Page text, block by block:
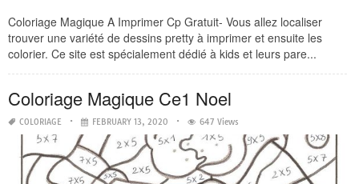
Coloriage Magique A Imprimer Cp Gratuit- Vous allez localiser
trouver une variété de dessins pretty à imprimer et ensuite les
colorier. Ce site est spécialement dédié à kids et leurs pare...
Coloriage Magique Ce1 Noel
COLORIAGE FEBRUARY 13, 2020 647 Views